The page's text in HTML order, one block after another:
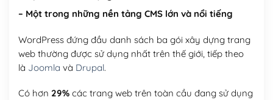
– Một trong những nền tảng CMS lớn và nổi tiếng
WordPress đứng đầu danh sách ba gói xây dựng trang
web thường được sử dụng nhất trên thế giới, tiếp theo
là Joomla và Drupal.
Có hơn 29%các trang web trên toàn cầu đang sử dụng